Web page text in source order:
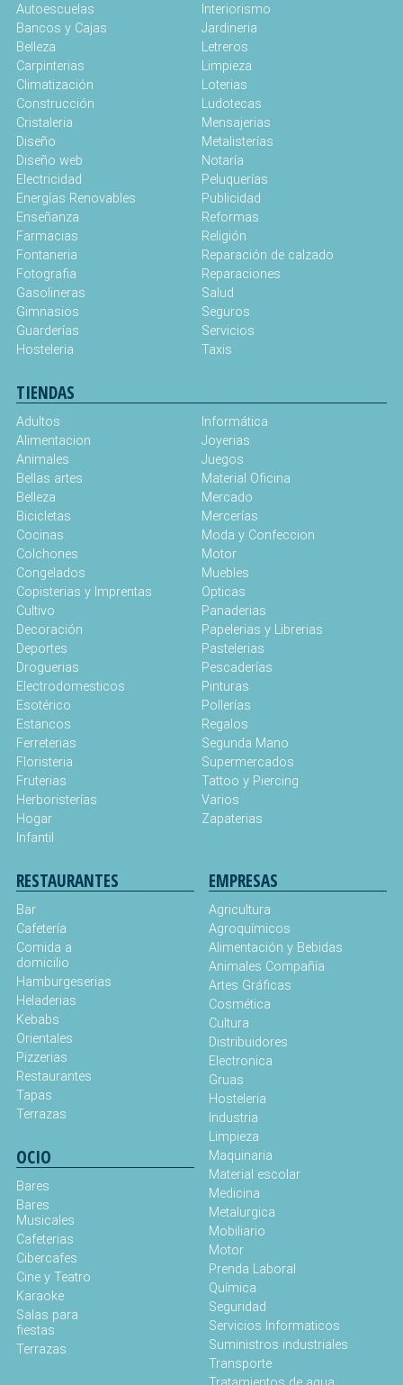
Autoescuelas
Bancos y Cajas
Belleza
Carpinterias
Climatización
Construcción
Cristaleria
Diseño
Diseño web
Electricidad
Energías Renovables
Enseñanza
Farmacias
Fontaneria
Fotografia
Gasolineras
Gimnasios
Guarderías
Hosteleria
Interiorismo
Jardineria
Letreros
Limpieza
Loterias
Ludotecas
Mensajerias
Metalisterías
Notaría
Peluquerías
Publicidad
Reformas
Religión
Reparación de calzado
Reparaciones
Salud
Seguros
Servicios
Taxis
TIENDAS
Adultos
Alimentacion
Animales
Bellas artes
Belleza
Bicicletas
Cocinas
Colchones
Congelados
Copisterias y Imprentas
Cultivo
Decoración
Deportes
Droguerias
Electrodomesticos
Esotérico
Estancos
Ferreterias
Floristeria
Fruterias
Herboristerías
Hogar
Infantil
Informática
Joyerias
Juegos
Material Oficina
Mercado
Mercerías
Moda y Confeccion
Motor
Muebles
Opticas
Panaderias
Papelerias y Librerias
Pastelerias
Pescaderías
Pinturas
Pollerías
Regalos
Segunda Mano
Supermercados
Tattoo y Piercing
Varios
Zapaterias
RESTAURANTES
Bar
Cafetería
Comida a
domicilio
Hamburgeserias
Heladerias
Kebabs
Orientales
Pizzerias
Restaurantes
Tapas
Terrazas
OCIO
Bares
Bares
Musicales
Cafeterias
Cibercafes
Cine y Teatro
Karaoke
Salas para
fiestas
Terrazas
EMPRESAS
Agricultura
Agroquímicos
Alimentación y Bebidas
Animales Compañía
Artes Gráficas
Cosmética
Cultura
Distribuidores
Electronica
Gruas
Hosteleria
Industria
Limpieza
Maquinaria
Material escolar
Medicina
Metalurgica
Mobiliario
Motor
Prenda Laboral
Química
Seguridad
Servicios Informaticos
Suministros industriales
Transporte